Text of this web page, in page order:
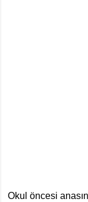
Okul öncesi